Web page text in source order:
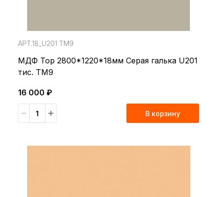
АРТ.18_U201 TM9
МДФ Top 2800*1220*18мм Серая галька U201
тис. TM9
16 000 ₽
В корзину